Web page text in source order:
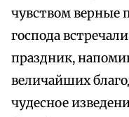
чувством верные
господа
праздник,
величайших
чудесное